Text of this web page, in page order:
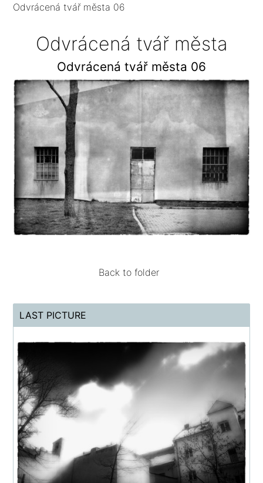
Odvrácená tvář města 06
Odvrácená tvář města
Odvrácená tvář města 06
Back to folder
LAST PICTURE